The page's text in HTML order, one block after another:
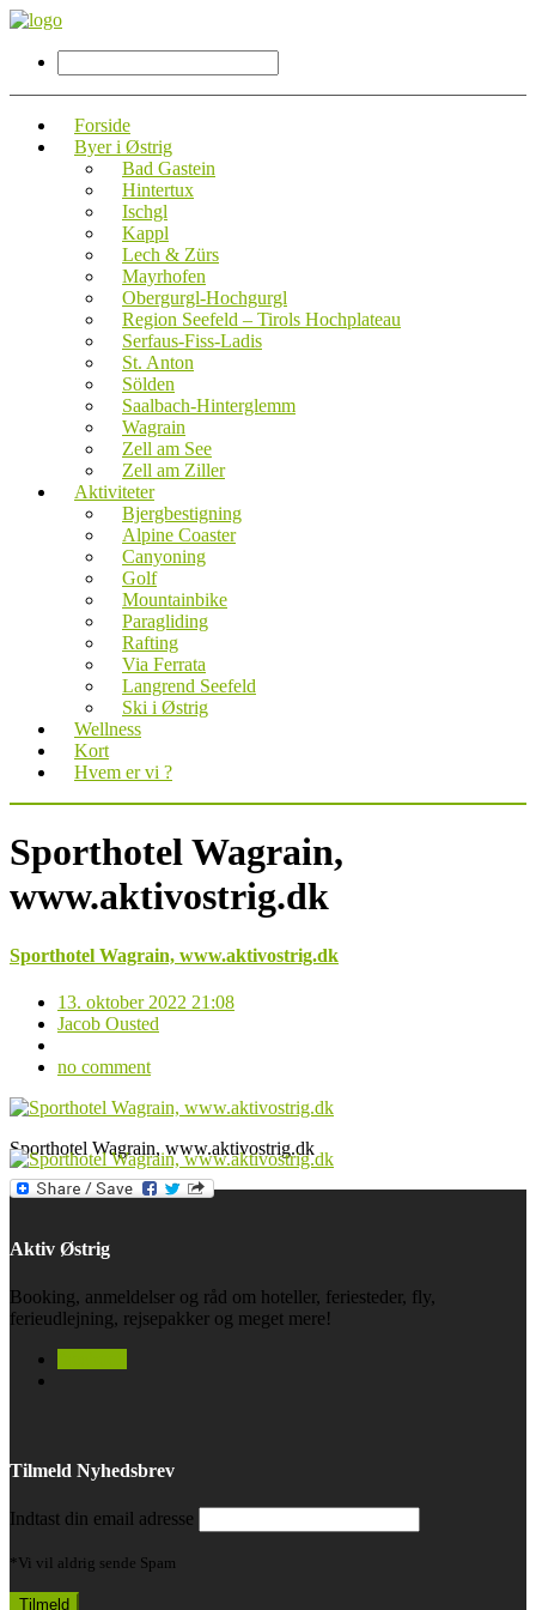
Forside
Byer i Østrig
Bad Gastein
Hintertux
Ischgl
Kappl
Lech & Zürs
Mayrhofen
Obergurgl-Hochgurgl
Region Seefeld – Tirols Hochplateau
Serfaus-Fiss-Ladis
St. Anton
Sölden
Saalbach-Hinterglemm
Wagrain
Zell am See
Zell am Ziller
Aktiviteter
Bjergbestigning
Alpine Coaster
Canyoning
Golf
Mountainbike
Paragliding
Rafting
Via Ferrata
Langrend Seefeld
Ski i Østrig
Wellness
Kort
Hvem er vi ?
Sporthotel Wagrain,
www.aktivostrig.dk
Sporthotel Wagrain, www.aktivostrig.dk
13. oktober 2022 21:08
Jacob Ousted
no comment
Sporthotel Wagrain, www.aktivostrig.dk
Aktiv Østrig
Booking, anmeldelser og råd om hoteller, feriesteder, fly,
ferieudlejning, rejsepakker og meget mere!
Tilmeld Nyhedsbrev
Indtast din email adresse
*Vi vil aldrig sende Spam